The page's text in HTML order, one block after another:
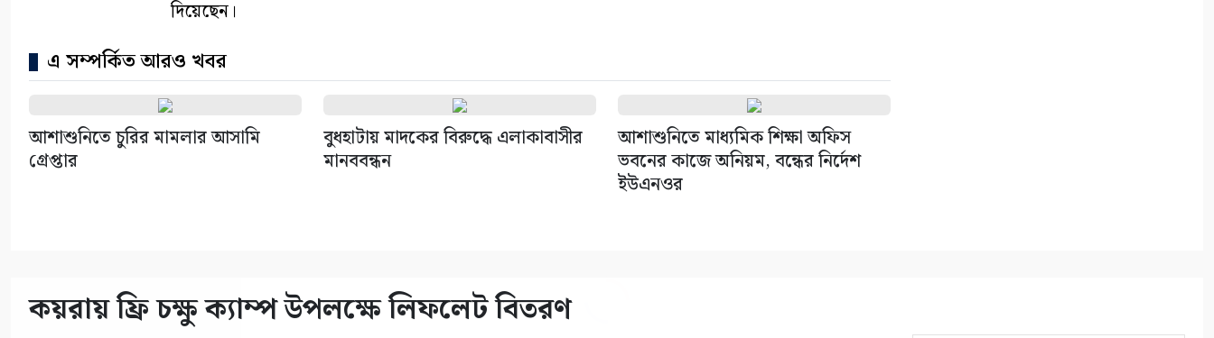
দিয়েছেন।
এ সম্পর্কিত আরও খবর
আশাশুনিতে চুরির মামলার আসামি
গ্রেপ্তার
বুধহাটায় মাদকের বিরুদ্ধে এলাকাবাসীর
মানববন্ধন
আশাশুনিতে মাধ্যমিক শিক্ষা অফিস
ভবনের কাজে অনিয়ম, বন্ধের নির্দেশ
ইউএনওর
কয়রায় ফ্রি চক্ষু ক্যাম্প উপলক্ষে লিফলেট বিতরণ